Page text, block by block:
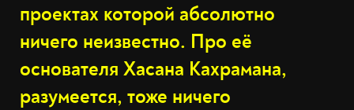
проектах которой абсолютно
ничего неизвестно. Про её
основателя Хасана Кахрамана,
разумеется, тоже ничего